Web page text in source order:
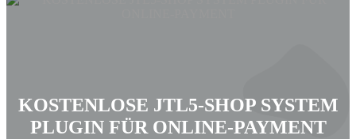
KOSTENLOSE JTL5-SHOP SYSTEM
PLUGIN FÜR ONLINE-PAYMENT